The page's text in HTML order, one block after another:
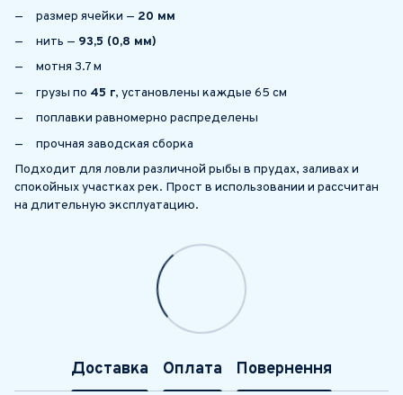
размер ячейки — 20 мм
нить — 93,5 (0,8 мм)
мотня 3.7 м
грузы по 45 г, установлены каждые 65 см
поплавки равномерно распределены
прочная заводская сборка
Подходит для ловли различной рыбы в прудах, заливах и
спокойных участках рек. Прост в использовании и рассчитан
на длительную эксплуатацию.
Доставка Оплата Повернення